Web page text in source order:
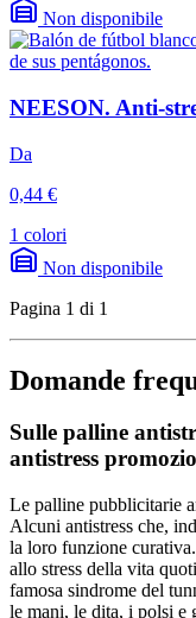
Non disponibile
NEESON. Anti-
Da
0,44 €
1 colori
Non disponibile
Pagina 1 di 1
Domande
Sulle palline
antistress
Le palline pubblicitarie
Alcuni antistress che,
la loro funzione
allo stress della vita
famosa sindrome del
le mani, le dita, i polsi e